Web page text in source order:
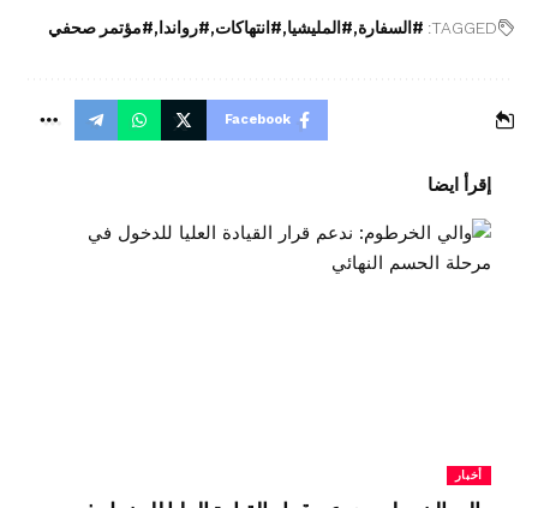
TAGGED: #السفارة #المليشيا #انتهاكات #رواندا #مؤتمر صحفي
Facebook
إقرأ ايضا
أخبار